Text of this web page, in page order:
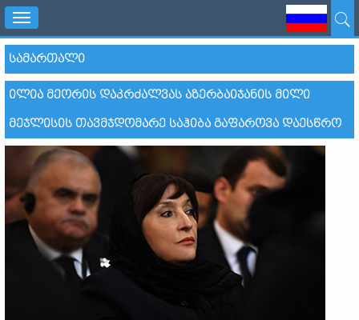
Toggle
navigation
ᲡᲐᲛᲐᲠᲗᲐᲚᲘ
ᲘᲚᲘᲐ ᲛᲔᲝᲠᲘᲡ ᲓᲐᲙᲠᲫᲐᲚᲕᲐᲡ ᲐᲖᲔᲠᲑᲐᲘᲯᲐᲜᲘᲡ ᲛᲘᲚᲘ
ᲛᲔᲯᲚᲘᲡᲘᲡ ᲗᲐᲕᲛᲯᲓᲝᲛᲐᲠᲔ ᲡᲐᲰᲘᲑᲐ ᲒᲐᲤᲐᲠᲝᲕᲐ ᲓᲐᲔᲡᲬᲠᲝ